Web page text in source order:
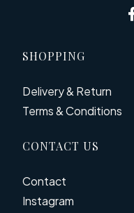
Footer menu
SHOPPING
Delivery & Return
Terms & Conditions
CONTACT US
Contact
Instagram